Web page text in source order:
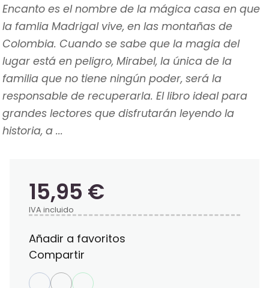
Encanto es el nombre de la mágica casa en que
la famlia Madrigal vive, en las montañas de
Colombia. Cuando se sabe que la magia del
lugar está en peligro, Mirabel, la única de la
familia que no tiene ningún poder, será la
responsable de recuperarla. El libro ideal para
grandes lectores que disfrutarán leyendo la
historia, a ...
15,95 €
IVA incluido
Añadir a favoritos
Compartir